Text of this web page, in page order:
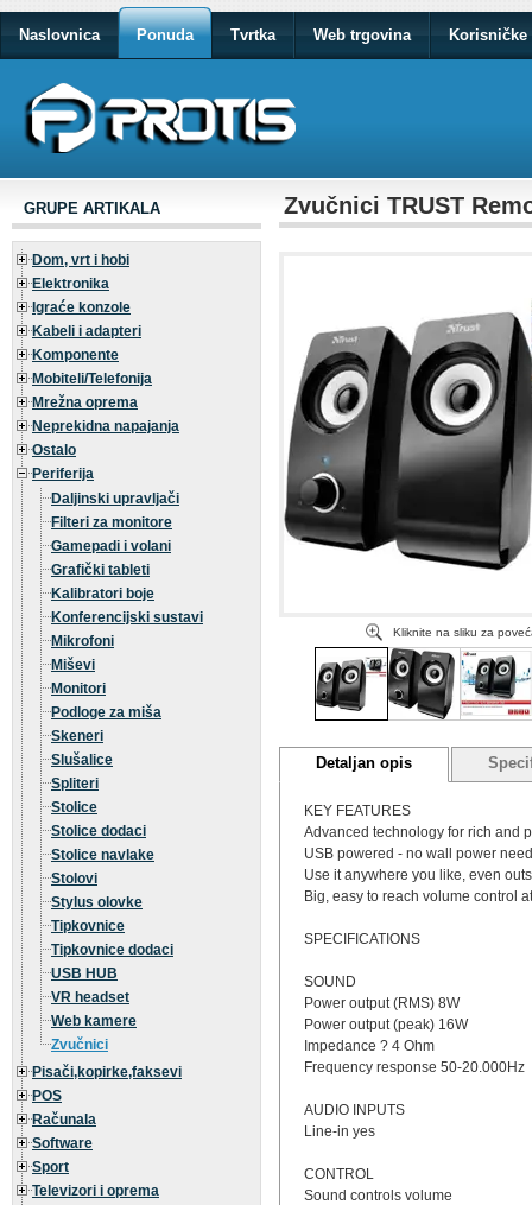
Naslovnica Ponuda Tvrtka Web trgovina Korisničke
GRUPE ARTIKALA
Dom, vrt i hobi
Elektronika
Igraće konzole
Kabeli i adapteri
Komponente
Mobiteli/Telefonija
Mrežna oprema
Neprekidna napajanja
Ostalo
Periferija
Daljinski upravljači
Filteri za monitore
Gamepadi i volani
Grafički tableti
Kalibratori boje
Konferencijski sustavi
Mikrofoni
Miševi
Monitori
Podloge za miša
Skeneri
Slušalice
Spliteri
Stolice
Stolice dodaci
Stolice navlake
Stolovi
Stylus olovke
Tipkovnice
Tipkovnice dodaci
USB HUB
VR headset
Web kamere
Zvučnici
Pisači,kopirke,faksevi
POS
Računala
Software
Sport
Televizori i oprema
Zvučnici TRUST
Kliknite na sliku za
Detaljan opis
KEY FEATURES
Advanced technology for rich and
USB powered - no wall power
Use it anywhere you like, even
Big, easy to reach volume control
SPECIFICATIONS
SOUND
Power output (RMS) 8W
Power output (peak) 16W
Impedance ? 4 Ohm
Frequency response 50-20.000Hz
AUDIO INPUTS
Line-in yes
CONTROL
Sound controls volume